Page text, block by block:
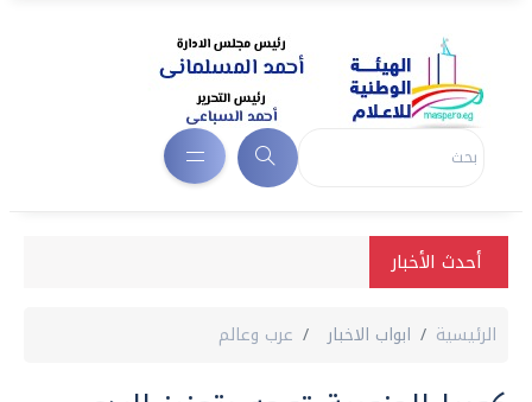
أحدث الأخبار
الرئيسية ابواب الاخبار عرب وعالم